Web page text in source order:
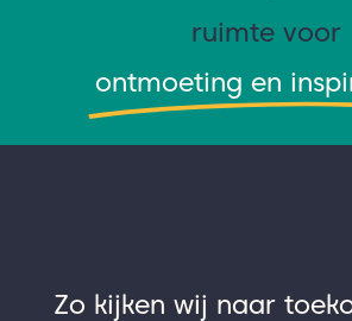
ruimte voor
ontmoeting en
Zo kijken wij naar